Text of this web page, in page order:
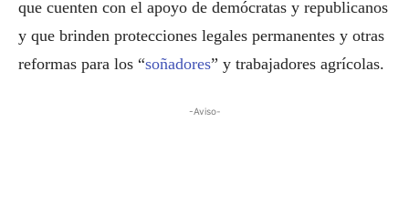
que cuenten con el apoyo de demócratas y republicanos
y que brinden protecciones legales permanentes y otras
reformas para los “soñadores” y trabajadores agrícolas.
-Aviso-